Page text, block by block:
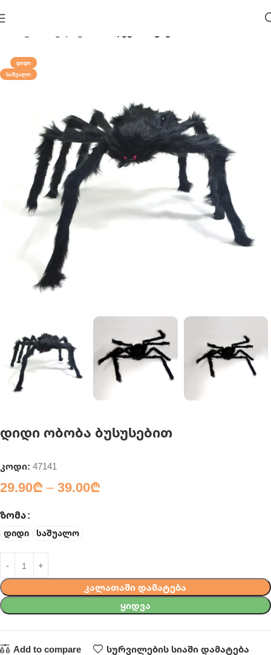
ᲓᲘᲓᲘ
ᲡᲐᲨᲣᲐᲚᲝ
დიდი ობობა ბუსუსებით
კოდი: 47141
29.90₾ – 39.00₾
ᲖᲝᲛᲐ
დიდი საშუალო
ᲙᲐᲚᲐᲗᲐᲨᲘ ᲓᲐᲛᲐᲢᲔᲑᲐ
ᲧᲘᲓᲕᲐ
Add to compare სურვილების სიაში დამატება